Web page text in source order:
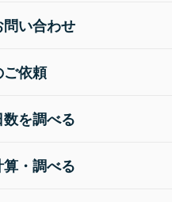
い合わせ
依頼
を調べる
・調べる